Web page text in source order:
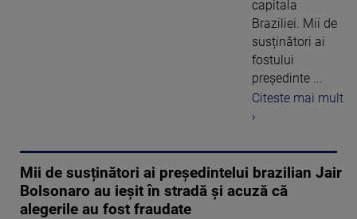
capitala
Braziliei. Mii de
susținători ai
fostului
președinte ...
Citeste mai mult
›
Mii de susținători ai președintelui brazilian Jair
Bolsonaro au ieșit în stradă și acuză că
alegerile au fost fraudate